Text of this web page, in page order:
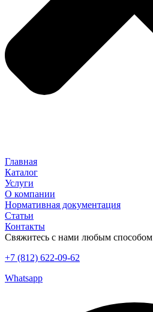
Главная
Каталог
Услуги
О компании
Нормативная документация
Статьи
Контакты
Свяжитесь с нами любым способом
+7 (812) 622-09-62
Whatsapp